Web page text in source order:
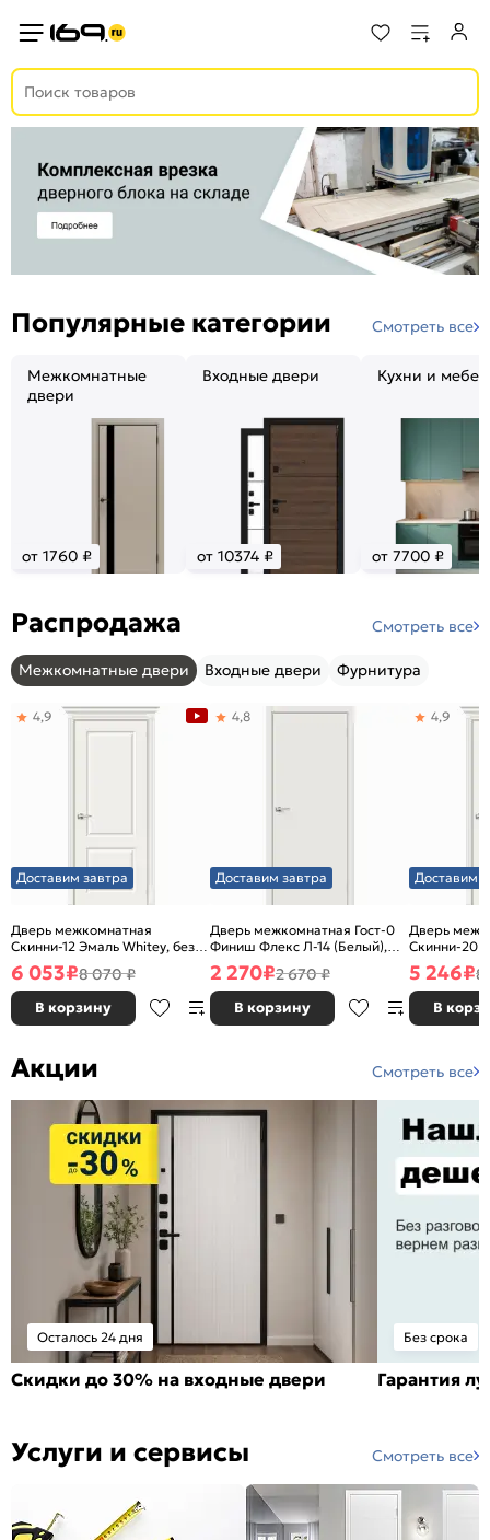
Популярные категории Смотреть все
Межкомнатные
двери
от 1760 ₽
Входные двери
от 10374 ₽
Кухни и
от 7700 ₽
Распродажа Смотреть все
Межкомнатные двери Входные двери Фурнитура
Доставим завтра
Дверь межкомнатная
Скинни-12 Эмаль Whitey, без
декора, глухая, без стекла,
без кромки, скиновая
4,9
6 053₽8 070 ₽
В корзину
Доставим завтра
Дверь межкомнатная Гост-0
Финиш Флекс Л-14 (Белый),
глухая, каркасно-щитовая
4,8
2 270₽2 670 ₽
В корзину
Доставим
Дверь
Скинни-20
декора,
без кромки,
4,9
5 246₽8
В
Акции Смотреть все
Осталось 24 дня
Скидки до 30% на входные двери
Без срока
Гарантия
Услуги и сервисы Смотреть все